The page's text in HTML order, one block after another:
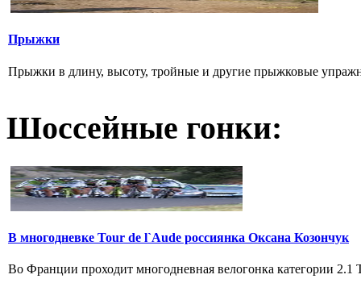
Прыжки
Прыжки в длину, высоту, тройные и другие прыжковые
Шоссейные гонки:
В многодневке Tour de l`Aude россиянка Оксана Козончук
Во Франции проходит многодневная велогонка категории